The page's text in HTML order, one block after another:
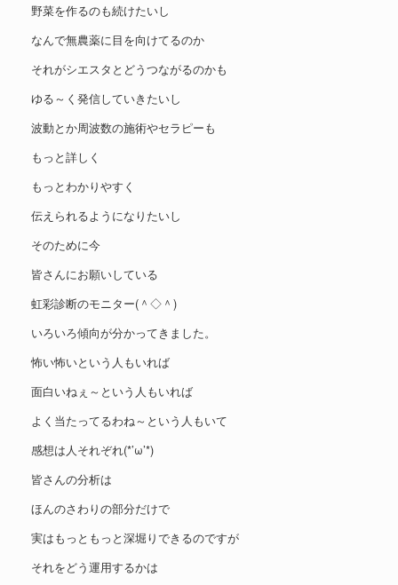
野菜を作るのも続けたいし
なんで無農薬に目を向けてるのか
それがシエスタとどうつながるのかも
ゆる～く発信していきたいし
波動とか周波数の施術やセラピーも
もっと詳しく
もっとわかりやすく
伝えられるようになりたいし
そのために今
皆さんにお願いしている
虹彩診断のモニター(＾◇＾)
いろいろ傾向が分かってきました。
怖い怖いという人もいれば
面白いねぇ～という人もいれば
よく当たってるわね～という人もいて
感想は人それぞれ(*’ω’*)
皆さんの分析は
ほんのさわりの部分だけで
実はもっともっと深堀りできるのですが
それをどう運用するかは